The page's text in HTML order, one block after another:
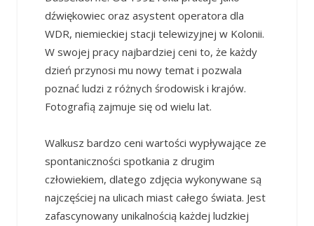
dźwiękowiec oraz asystent operatora dla
WDR, niemieckiej stacji telewizyjnej w Kolonii.
W swojej pracy najbardziej ceni to, że każdy
dzień przynosi mu nowy temat i pozwala
poznać ludzi z różnych środowisk i krajów.
Fotografią zajmuje się od wielu lat.
Walkusz bardzo ceni wartości wypływające ze
spontaniczności spotkania z drugim
człowiekiem, dlatego zdjęcia wykonywane są
najczęściej na ulicach miast całego świata. Jest
zafascynowany unikalnością każdej ludzkiej